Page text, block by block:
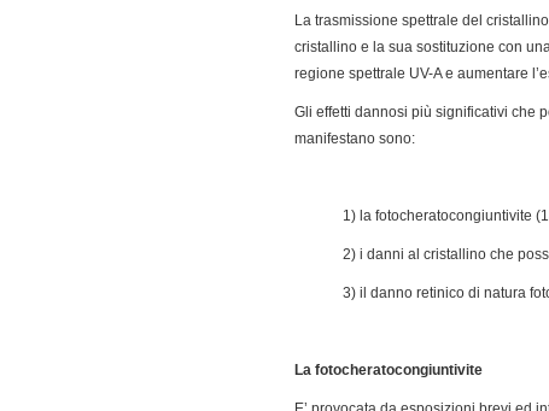
La trasmissione spettrale del
cristallino e la sua sostituzione con
regione spettrale UV-A e aumentare
Gli effetti dannosi più significativi che
manifestano sono:
1) la fotocheratocongiuntivite
2) i danni al cristallino che
3) il danno retinico di natura
La fotocheratocongiuntivite